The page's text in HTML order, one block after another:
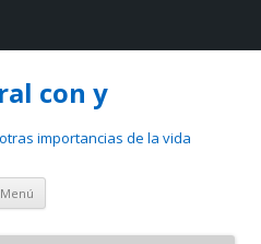
con y
importancias de la vida
Menú Saltar
contenido